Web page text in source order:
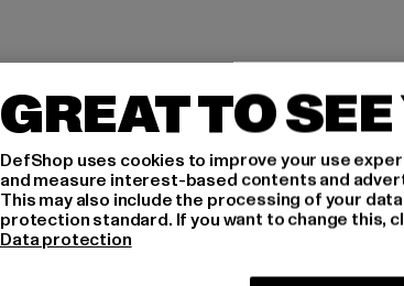
GREAT TO
DefShop uses cookies to improve your use
and measure interest-based contents and
This may also include the processing of your
protection standard. If you want to change this,
Data protection